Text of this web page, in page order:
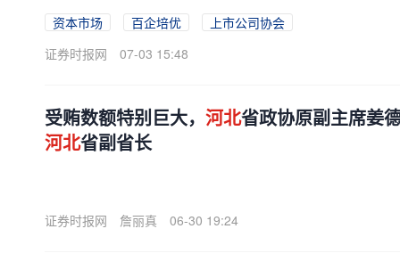
资本市场 百企培优
上市公司协会
证券时报网
07-03 15:48
受贿数额特别巨大， 河北省政协原副主席姜
河北省副省长
证券时报网 詹丽真 06-30 19:24